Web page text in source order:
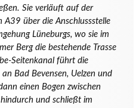
Sie verläuft auf der
A39 über die Anschlussstelle
Lüneburgs, wo sie im
Berg die bestehende Trasse
Seitenkanal führt die
Bad Bevensen, Uelzen und
einen Bogen zwischen
und schließt im